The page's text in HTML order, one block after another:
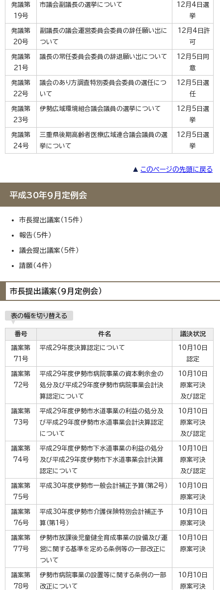
発議第
19号
市議会副議長の選挙について
12月4日選
挙
発議第
20号
副議長の議会運営委員会委員の辞任願い出に
ついて
12月4日許
可
発議第
21号
議長の常任委員会委員の辞退願い出について
12月5日同
意
発議第
22号
議会のあり方調査特別委員会委員の選任につ
いて
12月5日選
任
発議第
23号
伊勢広域環境組合議会議員の選挙について
12月5日選
挙
発議第
24号
三重県後期高齢者医療広域連合議会議員の選
挙について
12月5日選
挙
このページの先頭に戻る
平成30年9月定例会
市長提出議案（15件）
報告（5件）
議会提出議案（5件）
請願（4件）
市長提出議案（9月定例会）
表の幅を切り替える
番号 件名 議決状況
議案第
71号
平成29年度決算認定について
10月10日
認定
議案第
72号
平成29年度伊勢市病院事業の資本剰余金の
処分及び平成29年度伊勢市病院事業会計決
算認定について
10月10日
原案可決
及び認定
議案第
73号
平成29年度伊勢市水道事業の利益の処分及
び平成29年度伊勢市水道事業会計決算認定
について
10月10日
原案可決
及び認定
議案第
74号
平成29年度伊勢市下水道事業の利益の処分
及び平成29年度伊勢市下水道事業会計決算
認定について
10月10日
原案可決
及び認定
議案第
75号
平成30年度伊勢市一般会計補正予算（第2号）
10月10日
原案可決
議案第
76号
平成30年度伊勢市介護保険特別会計補正予
算（第1号）
10月10日
原案可決
議案第
77号
伊勢市放課後児童健全育成事業の設備及び運
営に関する基準を定める条例等の一部改正に
ついて
10月10日
原案可決
議案第
78号
伊勢市病院事業の設置等に関する条例の一部
改正について
10月10日
原案可決